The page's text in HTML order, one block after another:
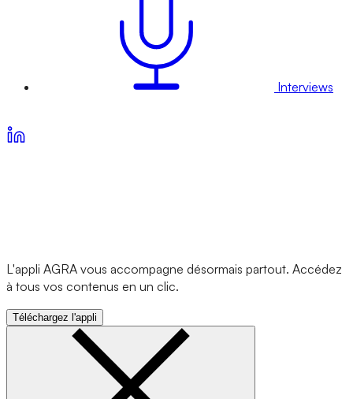
Interviews
L'appli AGRA vous accompagne désormais partout. Accédez
à tous vos contenus en un clic.
Téléchargez l'appli